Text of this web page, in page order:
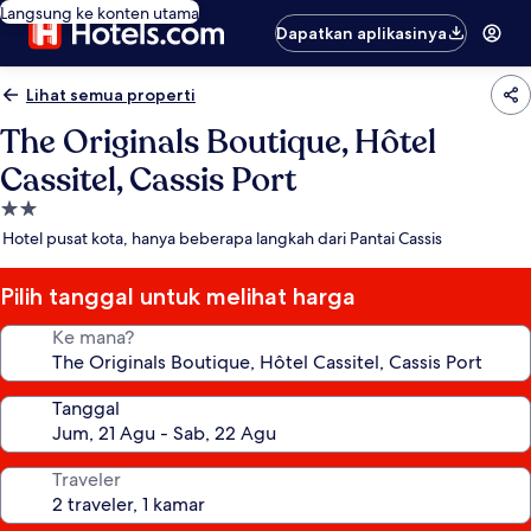
Langsung ke konten utama
Dapatkan aplikasinya
Lihat semua properti
The Originals Boutique, Hôtel
Cassitel, Cassis Port
Properti
bintang
Hotel pusat kota, hanya beberapa langkah dari Pantai Cassis
Pilih tanggal untuk melihat harga
Ke mana?
Tanggal
Traveler